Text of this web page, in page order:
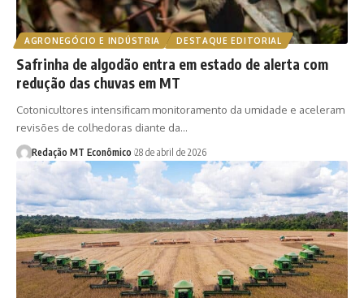
AGRONEGÓCIO E INDÚSTRIA DESTAQUE EDITORIAL
Safrinha de algodão entra em estado de alerta com
redução das chuvas em MT
Cotonicultores intensificam monitoramento da umidade e aceleram
revisões de colhedoras diante da…
Redação MT Econômico 28 de abril de 2026